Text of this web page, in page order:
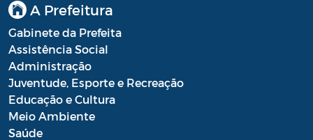
A Prefeitura
Gabinete da Prefeita
Assistência Social
Administração
Juventude, Esporte e Recreação
Educação e Cultura
Meio Ambiente
Saúde